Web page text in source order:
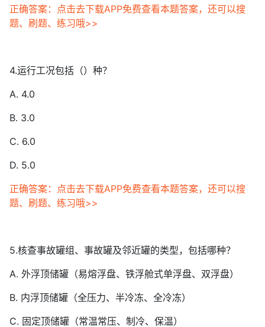
正确答案：点击去下载APP免费查看本题答案，还可以搜
题、刷题、练习哦>>
4.运行工况包括（）种？
A. 4.0
B. 3.0
C. 6.0
D. 5.0
正确答案：点击去下载APP免费查看本题答案，还可以搜
题、刷题、练习哦>>
5.核查事故罐组、事故罐及邻近罐的类型，包括哪种？
A. 外浮顶储罐（易熔浮盘、铁浮舱式单浮盘、双浮盘）
B. 内浮顶储罐（全压力、半冷冻、全冷冻）
C. 固定顶储罐（常温常压、制冷、保温）